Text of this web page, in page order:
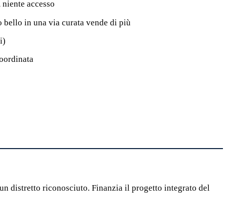
accesso
in una via curata vende di più
distretto riconosciuto. Finanzia il progetto integrato del